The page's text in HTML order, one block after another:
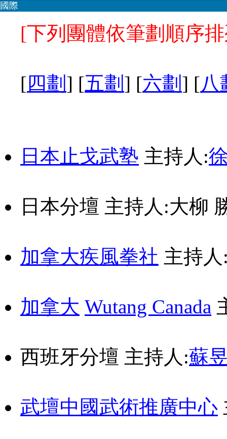
國際
[下列團體依筆劃順序
[四劃 ] [五劃 ] [六劃 ] [八
日本止戈武塾 主持人:
日本分壇 主持人:大柳
加拿大疾風拳社 主持
加拿大 Wutang Canada
西班牙分壇 主持人:蘇
武壇中國武術推廣中心